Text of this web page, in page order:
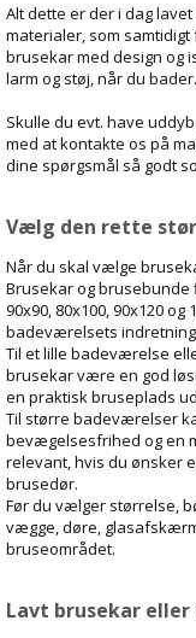
Alt dette er der i dag
materialer, som
brusekar med design og
larm og støj, når du bader.
Skulle du evt. have
med at kontakte os på
dine spørgsmål så godt
Vælg den rette
Når du skal vælge
Brusekar og brusebunde
90x90, 80x100, 90x120
badeværelsets
Til et lille badeværelse
brusekar være en god
en praktisk bruseplads
Til større badeværelser
bevægelsesfrihed og en
relevant, hvis du ønsker
brusedør.
Før du vælger størrelse,
vægge, døre,
bruseområdet.
Lavt brusekar eller